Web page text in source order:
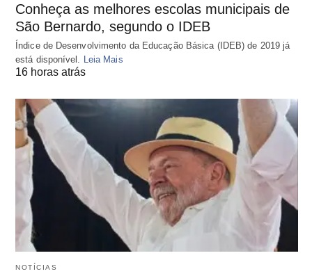
Conheça as melhores escolas municipais de
São Bernardo, segundo o IDEB
Índice de Desenvolvimento da Educação Básica (IDEB) de 2019 já
está disponível.
Leia Mais
16 horas atrás
NOTÍCIAS